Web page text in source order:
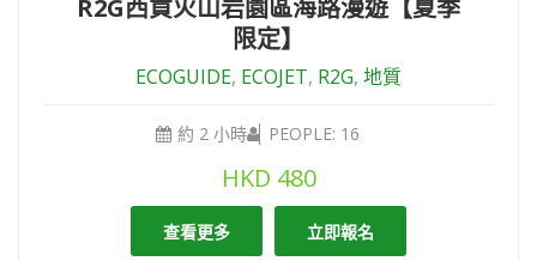
R2G西貢火山岩園區海路漫遊【夏季
限定】
ECOGUIDE, ECOJET, R2G, 地質
約 2 小時 PEOPLE: 16
HKD 480
查看更多 立即報名